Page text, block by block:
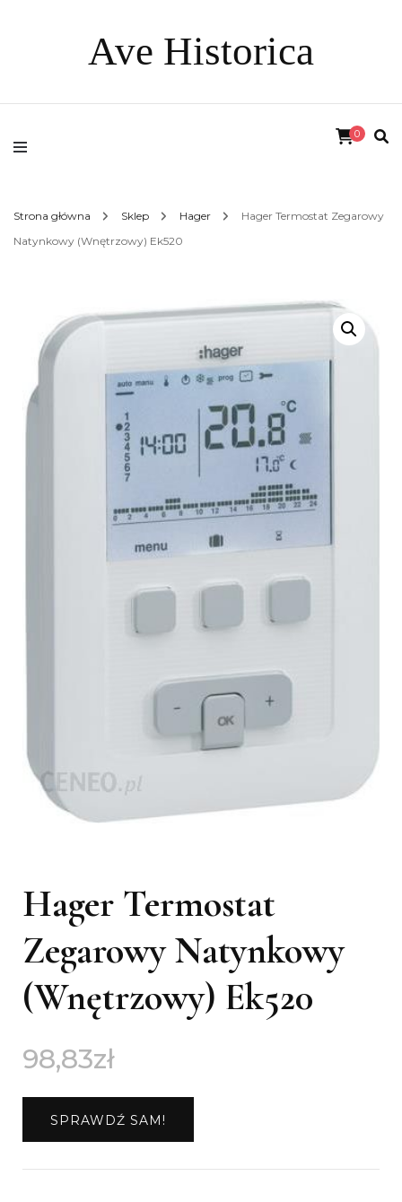
Ave Historica
0
Strona główna Sklep Hager
Hager Termostat Zegarowy
Natynkowy (Wnętrzowy) Ek520
Hager Termostat
Zegarowy Natynkowy
(Wnętrzowy) Ek520
98,83zł
SPRAWDŹ SAM!